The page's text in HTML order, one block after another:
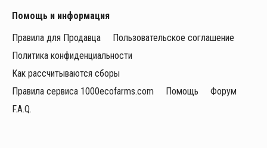
Помощь и информация
Правила для Продавца
Пользовательское соглашение
Политика конфиденциальности
Как рассчитываются сборы
Правила сервиса 1000ecofarms.com
Помощь
Форум
F.A.Q.